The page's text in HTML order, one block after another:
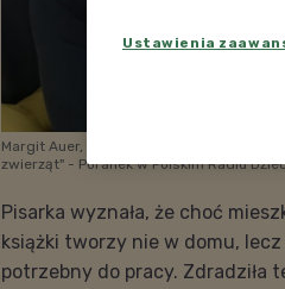
Margit Auer, niemiecka pisarka, autorka
zwierząt" - Poranek w Polskim Radiu
Pisarka wyznała, że choć
książki tworzy nie w domu, lecz
potrzebny do pracy. Zdradziła
Ustawienia